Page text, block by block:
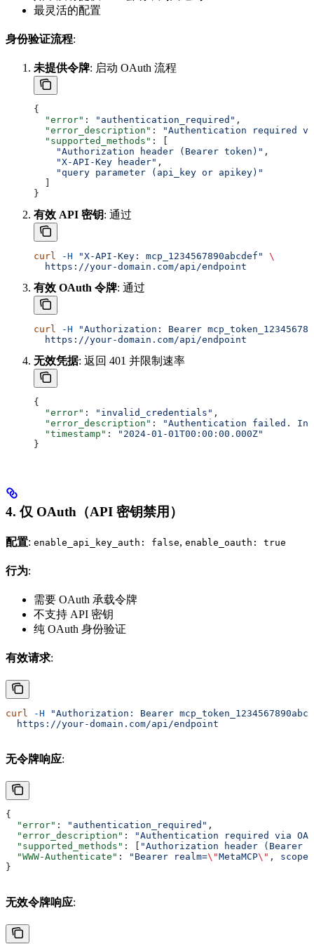
最灵活的配置
身份验证流程:
未提供令牌: 启动 OAuth 流程
{
  "error"
: "authentication_required" ,
  "error_description"
:
"Authentication required
  "supported_methods"
: [
    "Authorization header (Bearer token)"
,
    "X-API-Key header"
,
    "query parameter (api_key or apikey)"
}
有效 API 密钥: 通过
curl -H "X-API-Key: mcp_1234567890abcdef"
\
  https://your-domain.com/api/endpoint
有效 OAuth 令牌: 通过
curl -H "Authorization: Bearer
  https://your-domain.com/api/endpoint
无效凭据: 返回 401 并限制速率
{
  "error"
: "invalid_credentials" ,
  "error_description"
:
"Authentication failed.
  "timestamp"
:
"2024-01-01T00:00:00.000Z"
}
4. 仅 OAuth（API 密钥禁用）
配置: enable_api_key_auth: false, enable_oauth: true
行为:
需要 OAuth 承载令牌
不支持 API 密钥
纯 OAuth 身份验证
有效请求:
curl -H "Authorization: Bearer
  https://your-domain.com/api/endpoint
无令牌响应:
{
  "error"
: "authentication_required" ,
  "error_description"
:
"Authentication required via
  "supported_methods"
: [
"Authorization header (Bearer
  "WWW-Authenticate"
: "Bearer realm=\"MetaMCP\" , scope=
}
无效令牌响应: